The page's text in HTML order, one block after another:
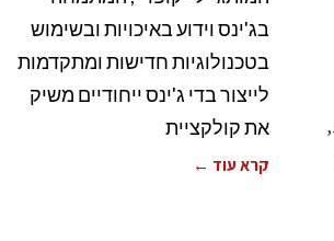
בג'ינס וידוע באיכויות ובשימוש
בטכנולוגיות חדישות ומתקדמות
לייצור בדי ג'ינס ייחודיים משיק
את קולקציית
קרא עוד ←